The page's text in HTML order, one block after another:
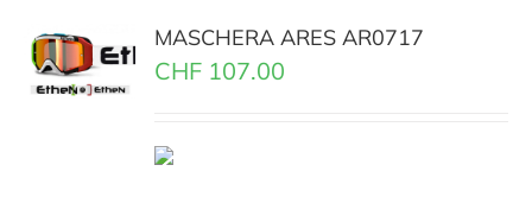
MASCHERA ARES AR0717
CHF 107.00